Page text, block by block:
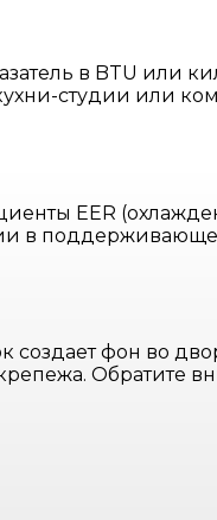
в BTU или
студии или
EER
в
фон во
Обратите